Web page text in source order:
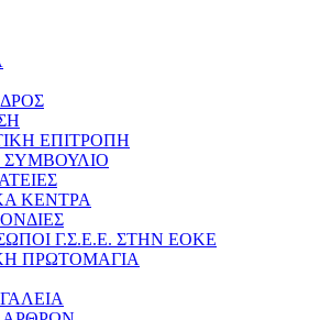
ΕΠΙΤΡΟΠΗ
ΣΥΜΒΟΥΛΙΟ
ΚΕΝΤΡΑ
Γ.Σ.Ε.Ε. ΣΤΗΝ ΕΟΚΕ
ΠΡΩΤΟΜΑΓΙΑ